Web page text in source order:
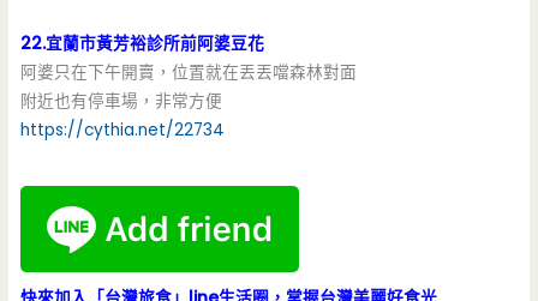
22.宜蘭市黃芳裕診所前阿婆豆花
阿婆只在下午開賣，位置就在丟丟噹森林對面
附近也有停車場，非常方便
https://cythia.net/22734